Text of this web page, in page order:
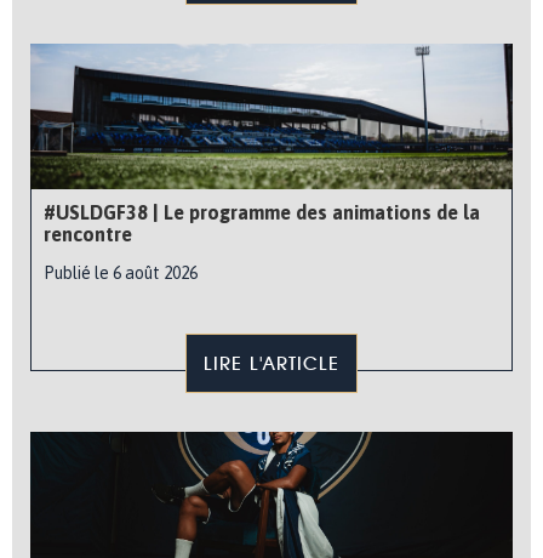
#USLDGF38 | Le programme des animations de la
rencontre
Publié le 6 août 2026
LIRE L'ARTICLE